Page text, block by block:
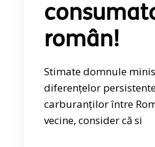
român!
Stimate domnule
diferențelor
carburanților între
vecine, consider că si